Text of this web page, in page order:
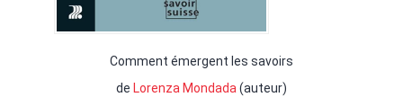
Comment émergent les savoirs
de Lorenza Mondada(auteur)